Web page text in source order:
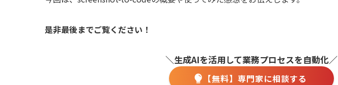
是非最後までご覧ください！
＼生成AIを活用して業務プロセスを自動化／
【無料】専門家に相談する